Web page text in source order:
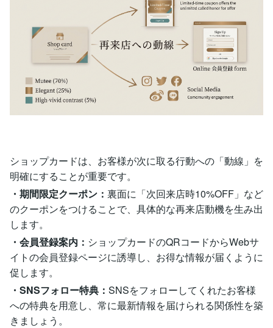
ショップカードは、お客様が次に取る行動への「動線」を
明確にすることが重要です。
・期間限定クーポン： 裏面に「次回来店時10%OFF」など
のクーポンをつけることで、具体的な再来店動機を生み出
します。
・会員登録案内： ショップカードのQRコードからWebサ
イトの会員登録ページに誘導し、お得な情報が届くように
促します。
・SNSフォロー特典： SNSをフォローしてくれたお客様
への特典を用意し、常に最新情報を届けられる関係性を築
きましょう。